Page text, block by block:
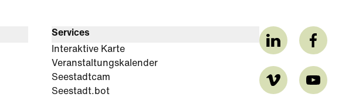
Services
Interaktive Karte
Veranstaltungskalender
Seestadtcam
Seestadt.bot